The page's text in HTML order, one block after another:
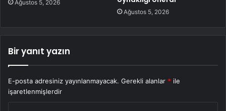
Ağustos 5, 2026
Ağustos 5, 2026
Bir yanıt yazın
E-posta adresiniz yayınlanmayacak. Gerekli alanlar * ile
işaretlenmişlerdir